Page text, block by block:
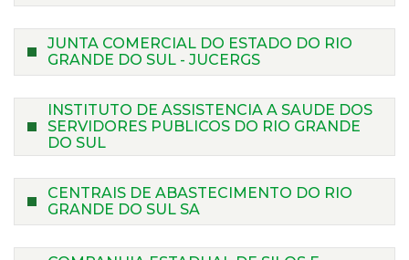
JUNTA COMERCIAL DO ESTADO DO RIO
GRANDE DO SUL - JUCERGS
INSTITUTO DE ASSISTENCIA A SAUDE DOS
SERVIDORES PUBLICOS DO RIO GRANDE
DO SUL
CENTRAIS DE ABASTECIMENTO DO RIO
GRANDE DO SUL SA